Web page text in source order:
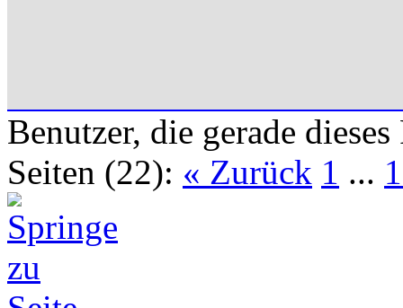
Benutzer, die gerade
Seiten (22): « Zurück 1 ...